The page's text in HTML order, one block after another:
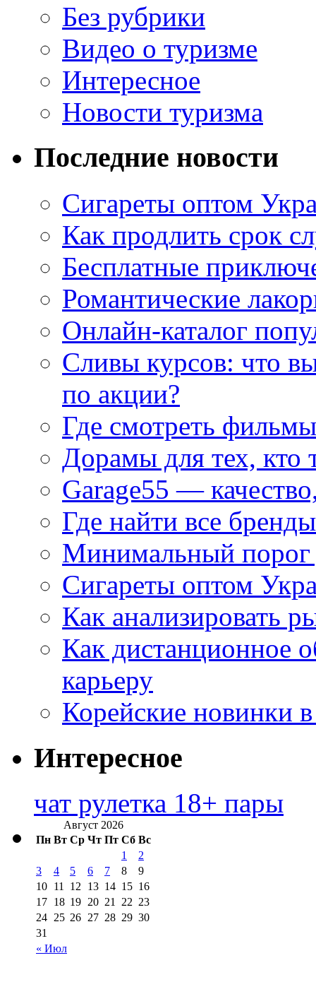
Без рубрики
Видео о туризме
Интересное
Новости туризма
Последние новости
Сигареты оптом
Как продлить срок
Бесплатные
Романтические
Онлайн-каталог
Сливы курсов: что
по акции?
Где смотреть
Дорамы для тех, кто
Garage55 —
Где найти все
Минимальный порог
Сигареты оптом
Как анализировать
Как дистанционное
карьеру
Корейские новинки
Интересное
чат рулетка 18+ пары
Август 2026
Пн Вт Ср Чт Пт Сб Вс
« Июл
1
2
3
4 5 6 7 8
9
10 11 12 13 14 15 16
17 18 19 20 21 22 23
24 25 26 27 28 29 30
31